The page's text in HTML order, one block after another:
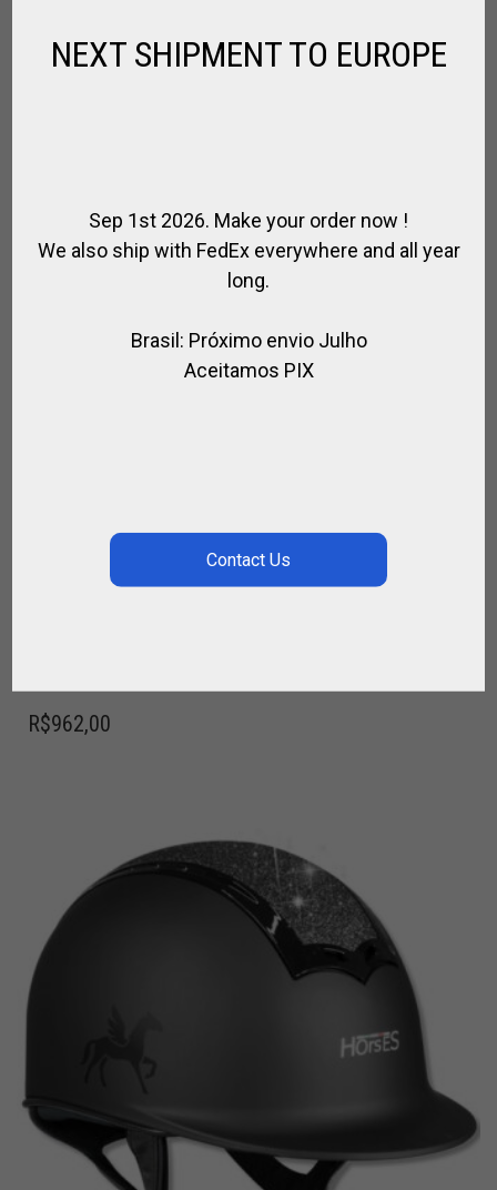
CAPACETE DE EQUITAÇÃO COM BANDEIRA EM
R$962,00
NEXT SHIPMENT TO EUROPE
Sep 1st 2026. Make your order now !
We also ship with FedEx everywhere and all year
long.
Brasil: Próximo envio Julho
Aceitamos PIX